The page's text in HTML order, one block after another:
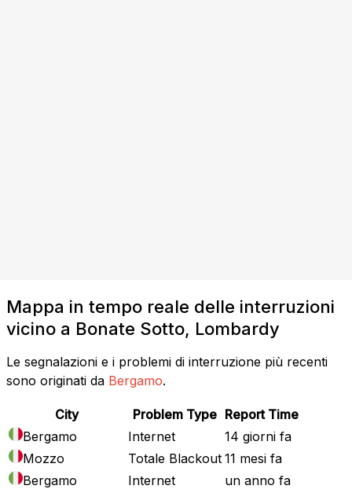
Mappa in tempo reale delle interruzioni
vicino a Bonate Sotto, Lombardy
Le segnalazioni e i problemi di interruzione più recenti
sono originati da Bergamo.
City Problem Type Report Time
Bergamo
Internet
14 giorni fa
Mozzo
Totale Blackout 11 mesi fa
Bergamo
Internet
un anno fa